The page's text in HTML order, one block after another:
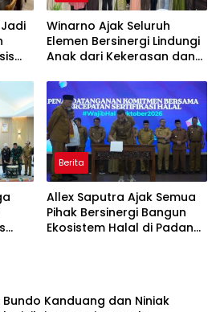
Winarno Ajak Seluruh
Elemen Bersinergi Lindungi
Anak dari Kekerasan dan
Berita
Allex Saputra Ajak Semua
Pihak Bersinergi Bangun
Ekosistem Halal di Padang
Bundo Kanduang dan Niniak